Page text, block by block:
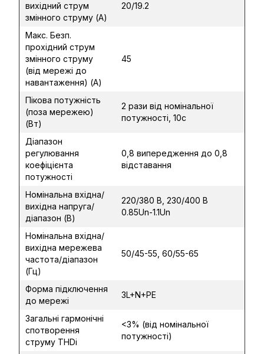
вихідний струм
змінного струму (А)
20/19.2
Макс. Безп.
прохідний струм
змінного струму
(від мережі до
навантаження) (А)
45
Пікова потужність
(поза мережею)
(Вт)
2 рази від номінальної
потужності, 10с
Діапазон
регулювання
коефіцієнта
потужності
0,8 випередження до 0,8
відставання
Номінальна вхідна/
вихідна напруга/
діапазон (В)
220/380 В, 230/400 В
0.85Un-1.1Un
Номінальна вхідна/
вихідна мережева
частота/діапазон
(Гц)
50/45-55, 60/55-65
Форма підключення
до мережі
3L+N+PE
Загальні гармонічні
спотворення
струму THDi
<3% (від номінальної
потужності)